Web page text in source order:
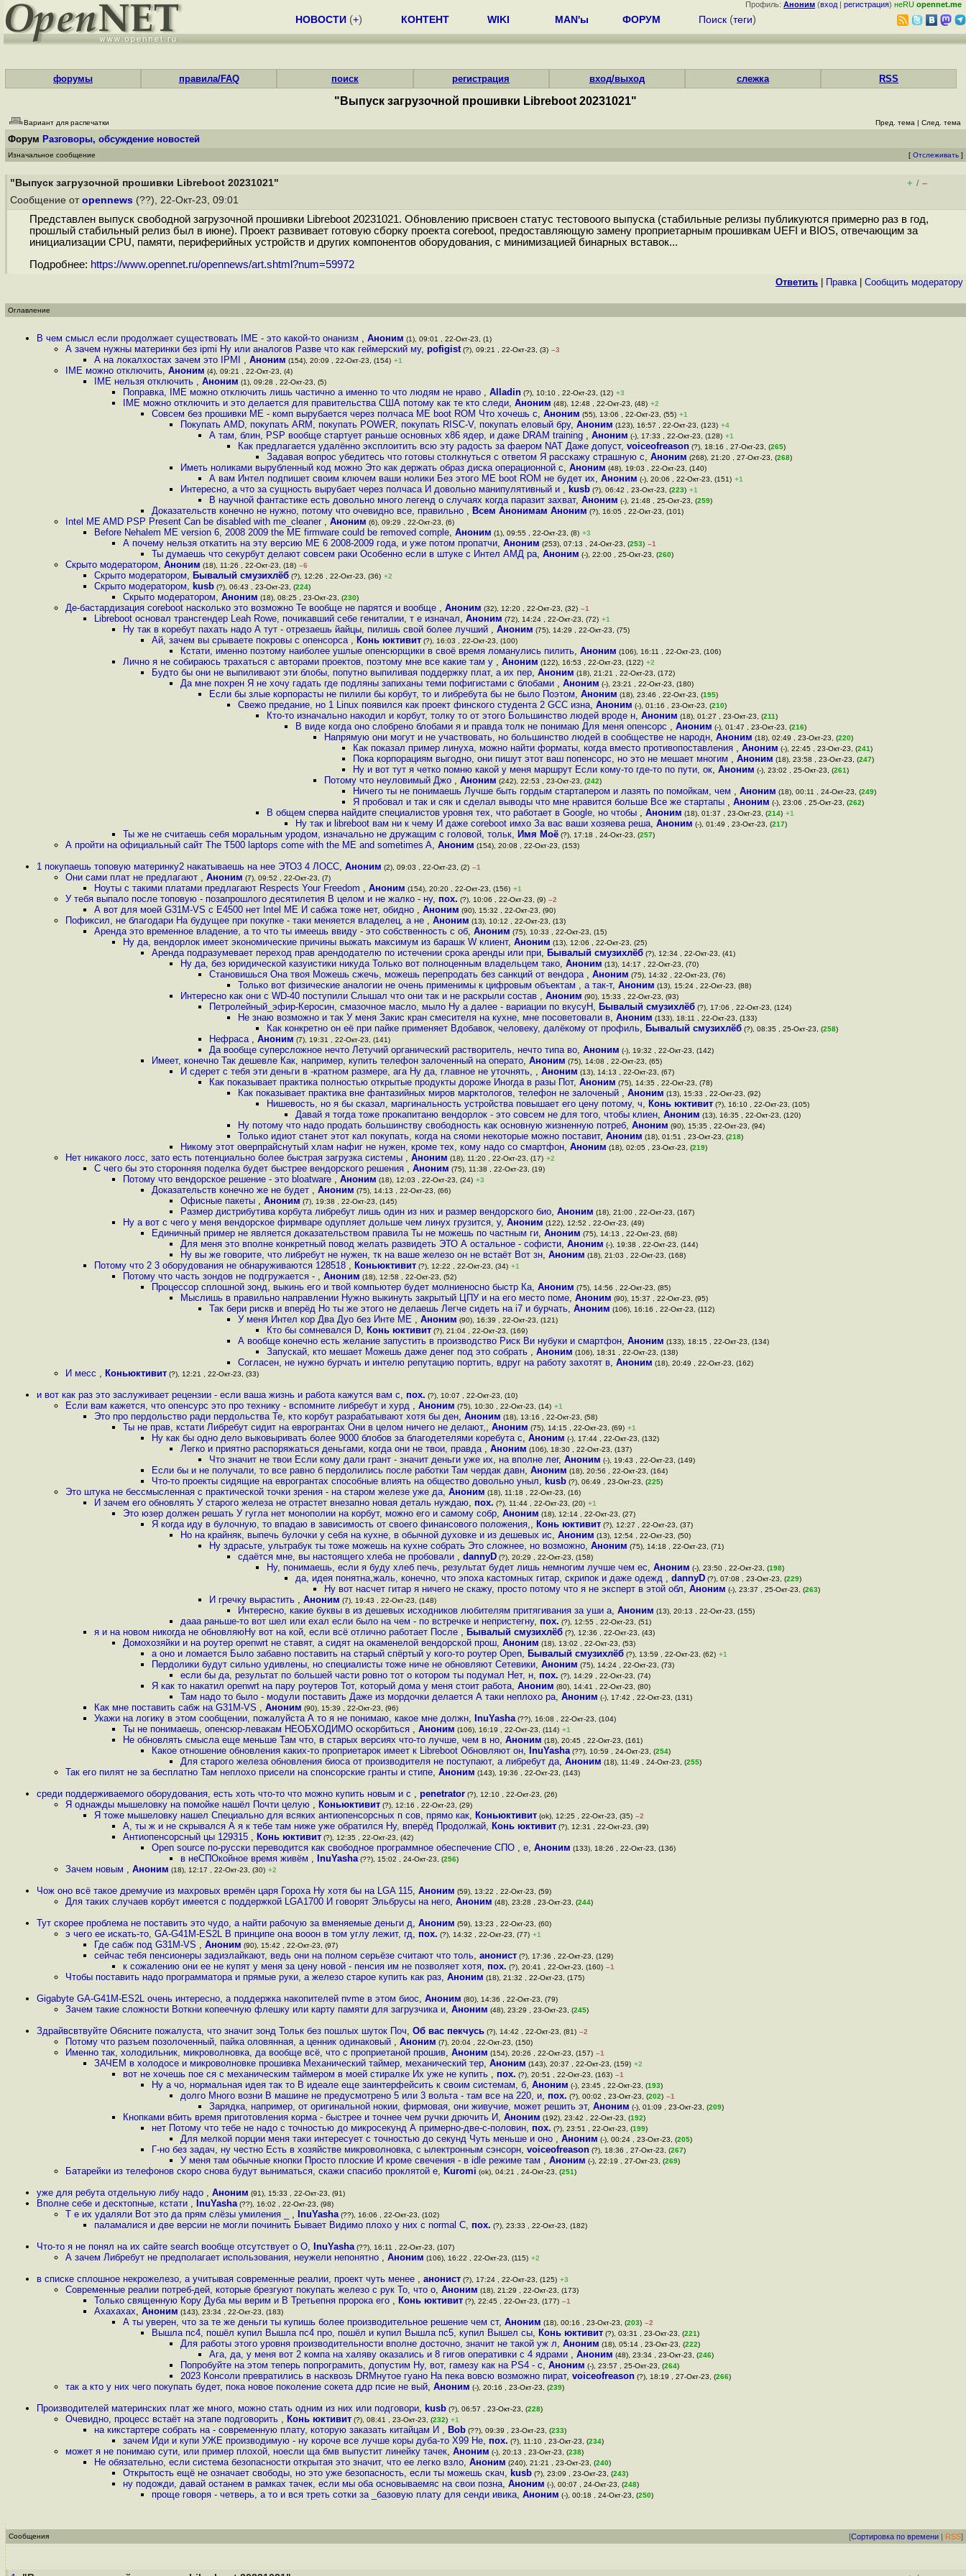
Профиль: Аноним (вход | регистрация) неRU opennet.me
НОВОСТИ (+) КОНТЕНТ WIKI MAN'ы ФОРУМ Поиск (теги)
форумы правила/FAQ поиск регистрация вход/выход слежка RSS
"Выпуск загрузочной прошивки Libreboot 20231021"
Вариант для распечатки Пред. тема | След. тема
Форум Разговоры, обсуждение новостей
Изначальное сообщение [ Отслеживать ]
"Выпуск загрузочной прошивки Libreboot 20231021" + / –
Сообщение от opennews (??), 22-Окт-23, 09:01
Представлен выпуск свободной загрузочной прошивки Libreboot 20231021. Обновлению присвоен статус тестовоого выпуска (стабильные релизы публикуются примерно раз в год,
прошлый стабильный релиз был в июне). Проект развивает готовую сборку проекта coreboot, предоставляющую замену проприетарным прошивкам UEFI и BIOS, отвечающим за
инициализации CPU, памяти, периферийных устройств и других компонентов оборудования, с минимизацией бинарных вставок...
Подробнее: https://www.opennet.ru/opennews/art.shtml?num=59972
Ответить Правка| Cообщить модератору
Оглавление
В чем смысл если продолжает существовать IME - это какой-то онанизм , Аноним (1), 09:01 , 22-Окт-23, (1)
А зачем нужны материнки без ipmi Ну или аналогов Разве что как геймерский му, pofigist (?), 09:21 , 22-Окт-23, (3) –3
А на локалхостах зачем это IPMI , Аноним (154), 20:09 , 22-Окт-23, (154) +1
IME можно отключить, Аноним (4), 09:21 , 22-Окт-23, (4)
IME нельзя отключить , Аноним (1), 09:28 , 22-Окт-23, (5)
Поправка, IME можно отключить лишь частично а именно то что людям не нраво , Alladin (?), 10:10 , 22-Окт-23, (12) +3
IME можно отключить и это делается для правительства США потому как те кто следи, Аноним (48), 12:48 , 22-Окт-23, (48) +2
Совсем без прошивки ME - комп вырубается через полчаса ME boot ROM Что хочешь с, Аноним (55), 13:06 , 22-Окт-23, (55) +1
Покупать AMD, покупать ARM, покупать POWER, покупать RISC-V, покупать еловый бру, Аноним (123), 16:57 , 22-Окт-23, (123) +4
А там, блин, PSP вообще стартует раньше основных x86 ядер, и даже DRAM training , Аноним (-), 17:33 , 22-Окт-23, (128) +1
Как предлагается удалённо эксплоитить всю эту радость за фаером NAT Даже допуст, voiceofreason (?), 18:16 , 27-Окт-23, (265)
Задавая вопрос убедитесь что готовы столкнуться с ответом Я расскажу страшную с, Аноним (268), 21:20 , 27-Окт-23, (268)
Иметь ноликами вырубленный код можно Это как держать образ диска операционной с, Аноним (48), 19:03 , 22-Окт-23, (140)
А вам Интел подпишет своим ключем ваши нолики Без этого ME boot ROM не будет их, Аноним (-), 20:06 , 22-Окт-23, (151) +1
Интересно, а что за сущность вырубает через полчаса И довольно манипулятивный и , kusb (?), 06:42 , 23-Окт-23, (223) +1
В научной фантастике есть довольно много легенд о случаях когда паразит захват, Аноним (-), 21:48 , 25-Окт-23, (259)
Доказательств конечно не нужно, потому что очевидно все, правильно , Всем Анонимам Аноним (?), 16:05 , 22-Окт-23, (101)
Intel ME AMD PSP Present Can be disabled with me_cleaner , Аноним (6), 09:29 , 22-Окт-23, (6)
Before Nehalem ME version 6, 2008 2009 the ME firmware could be removed comple, Аноним (1), 09:55 , 22-Окт-23, (8) +3
А почему нельзя откатить на эту версию ME 6 2008-2009 года, и уже потом пропатчи, Аноним (253), 07:13 , 24-Окт-23, (253) –1
Ты думаешь что секурбут делают совсем раки Особенно если в штуке с Интел АМД ра, Аноним (-), 22:00 , 25-Окт-23, (260)
Скрыто модератором, Аноним (18), 11:26 , 22-Окт-23, (18) –6
Скрыто модератором, Бывалый смузихлёб (?), 12:26 , 22-Окт-23, (36) +2
Скрыто модератором, kusb (?), 06:43 , 23-Окт-23, (224)
Скрыто модератором, Аноним (18), 08:25 , 23-Окт-23, (230)
Де-бастардизация coreboot насколько это возможно Те вообще не парятся и вообще , Аноним (32), 12:20 , 22-Окт-23, (32) –1
Libreboot основал трансгендер Leah Rowe, почикавший себе гениталии, т е изначал, Аноним (72), 14:24 , 22-Окт-23, (72) +1
Ну так в коребут пахать надо А тут - отрезаешь йайцы, пилишь свой более лучший , Аноним (75), 14:29 , 22-Окт-23, (75)
Ай, зачем вы срываете покровы с опенсорса , Конь юктивит (?), 16:03 , 22-Окт-23, (100)
Кстати, именно поэтому наиболее ушлые опенсюрщики в своё время ломанулись пилить, Аноним (106), 16:11 , 22-Окт-23, (106)
Лично я не собираюсь трахаться с авторами проектов, поэтому мне все какие там у , Аноним (122), 16:53 , 22-Окт-23, (122) +2
Будто бы они не выпиливают эти блобы, попутно выпиливая поддержку плат, а их пер, Аноним (18), 21:21 , 22-Окт-23, (172)
Да мне похрен Я не хочу гадать где подляны запиханы теми пофигистами с блобами , Аноним (-), 23:21 , 22-Окт-23, (180)
Если бы злые корпорасты не пилили бы корбут, то и либребута бы не было Поэтом, Аноним (18), 23:46 , 22-Окт-23, (195)
Свежо предание, но 1 Linux появился как проект финского студента 2 GCC изна, Аноним (-), 01:16 , 23-Окт-23, (210)
Кто-то изначально накодил и корбут, толку то от этого Большинство людей вроде н, Аноним (18), 01:27 , 23-Окт-23, (211)
В виде когда оно слобрено блобами я и правда толк не понимаю Для меня опенсорс , Аноним (-), 01:47 , 23-Окт-23, (216)
Напрямую они могут и не участвовать, но большинство людей в сообществе не народн, Аноним (18), 02:49 , 23-Окт-23, (220)
Как показал пример линуха, можно найти форматы, когда вместо противопоставления , Аноним (-), 22:45 , 23-Окт-23, (241)
Пока корпорациям выгодно, они пишут этот ваш попенсорс, но это не мешает многим , Аноним (18), 23:58 , 23-Окт-23, (247)
Ну и вот тут я четко помню какой у меня маршрут Если кому-то где-то по пути, ок, Аноним (-), 23:02 , 25-Окт-23, (261)
Потому что неуловимый Джо , Аноним (242), 22:53 , 23-Окт-23, (242)
Ничего ты не понимаешь Лучше быть гордым стартапером и лазять по помойкам, чем , Аноним (18), 00:11 , 24-Окт-23, (249)
Я пробовал и так и сяк и сделал выводы что мне нравится больше Все же стартапы , Аноним (-), 23:06 , 25-Окт-23, (262)
В общем сперва найдите специалистов уровня тех, что работает в Google, но чтобы , Аноним (18), 01:37 , 23-Окт-23, (214) +1
Ну так и libreboot вам ни к чему И даже coreboot имхо За вас ваши хозяева реша, Аноним (-), 01:49 , 23-Окт-23, (217)
Ты же не считаешь себя моральным уродом, изначально не дружащим с головой, тольк, Имя Моё (?), 17:18 , 24-Окт-23, (257)
А пройти на официальный сайт The T500 laptops come with the ME and sometimes A, Аноним (154), 20:08 , 22-Окт-23, (153)
1 покупаешь топовую материнку2 накатываешь на нее ЭТО3 4 ЛОСС, Аноним (2), 09:03 , 22-Окт-23, (2) –1
Они сами плат не предлагают , Аноним (7), 09:52 , 22-Окт-23, (7)
Ноуты с такими платами предлагают Respects Your Freedom , Аноним (154), 20:20 , 22-Окт-23, (156) +1
У тебя выпало после топовую - позапрошлого десятилетия В целом и не жалко - ну, пох. (?), 10:06 , 22-Окт-23, (9) –2
А вот для моей G31M-VS с E4500 нет Intel ME И сабжа тоже нет, обидно , Аноним (90), 15:32 , 22-Окт-23, (90)
Пофиксил, не благодари На будущее при покупке - таки меняется владелец, а не , Аноним (13), 10:12 , 22-Окт-23, (13)
Аренда это временное владение, а то что ты имеешь ввиду - это собственность с об, Аноним (75), 10:33 , 22-Окт-23, (15)
Ну да, вендорлок имеет экономические причины выжать максимум из барашк W клиент, Аноним (13), 12:06 , 22-Окт-23, (25)
Аренда подразумевает переход прав арендодателю по истечении срока аренды или при, Бывалый смузихлёб (?), 12:34 , 22-Окт-23, (41)
Ну да, без юридической казуистики никуда Только вот полноценным владельцем тако, Аноним (13), 14:17 , 22-Окт-23, (70)
Становишься Она твоя Можешь сжечь, можешь перепродать без санкций от вендора , Аноним (75), 14:32 , 22-Окт-23, (76)
Только вот физические аналогии не очень применимы к цифровым объектам , а так-т, Аноним (13), 15:24 , 22-Окт-23, (88)
Интересно как они с WD-40 поступили Слышал что они так и не раскрыли состав , Аноним (90), 15:33 , 22-Окт-23, (93)
Петролейный_эфир-Керосин, смазочное масло, мыло Ну а далее - вариации по вкусуН, Бывалый смузихлёб (?), 17:06 , 22-Окт-23, (124)
Не знаю возможно и так У меня Закис кран смесителя на кухне, мне посоветовали в, Аноним (133), 18:11 , 22-Окт-23, (133)
Как конкретно он её при пайке применяет Вдобавок, человеку, далёкому от профиль, Бывалый смузихлёб (?), 08:35 , 25-Окт-23, (258)
Нефраса , Аноним (7), 19:31 , 22-Окт-23, (141)
Да вообще суперсложное нечто Летучий органический растворитель, нечто типа во, Аноним (-), 19:32 , 22-Окт-23, (142)
Имеет, конечно Так дешевле Как, например, купить телефон залоченный на операто, Аноним (75), 14:08 , 22-Окт-23, (65)
И сдерет с тебя эти деньги в -кратном размере, ага Ну да, главное не уточнять, , Аноним (13), 14:13 , 22-Окт-23, (67)
Как показывает практика полностью открытые продукты дороже Иногда в разы Пот, Аноним (75), 14:35 , 22-Окт-23, (78)
Как показывает практика вне фантазийных миров марктологов, телефон не залоченый , Аноним (13), 15:33 , 22-Окт-23, (92)
Нишевость, но я бы сказал, маргинальность устройства повышает его цену потому, ч, Конь юктивит (?), 16:10 , 22-Окт-23, (105)
Давай я тогда тоже прокапитаню вендорлок - это совсем не для того, чтобы клиен, Аноним (13), 16:35 , 22-Окт-23, (120)
Ну потому что надо продать большинству свободность как основную жизненную потреб, Аноним (90), 15:35 , 22-Окт-23, (94)
Только идиот станет этот кал покупать, когда на сяоми некоторые можно поставит, Аноним (18), 01:51 , 23-Окт-23, (218)
Никому этот оверпрайснутый хлам нафиг не нужен, кроме тех, кому надо со смартфон, Аноним (18), 02:05 , 23-Окт-23, (219)
Нет никакого лосс, зато есть потенциально более быстрая загрузка системы , Аноним (18), 11:20 , 22-Окт-23, (17) +2
С чего бы это сторонняя поделка будет быстрее вендорского решения , Аноним (75), 11:38 , 22-Окт-23, (19)
Потому что вендорское решение - это bloatware , Аноним (18), 12:03 , 22-Окт-23, (24) +3
Доказательств конечно же не будет , Аноним (75), 14:13 , 22-Окт-23, (66)
Офисные пакеты , Аноним (7), 19:38 , 22-Окт-23, (145)
Размер дистрибутива корбута либребут лишь один из них и размер вендорского био, Аноним (18), 21:00 , 22-Окт-23, (167)
Ну а вот с чего у меня вендорское фирмваре одупляет дольше чем линух грузится, у, Аноним (122), 12:52 , 22-Окт-23, (49)
Единичный пример не является доказательством правила Ты не можешь по частным ги, Аноним (75), 14:13 , 22-Окт-23, (68)
Для меня это вполне конкретный повод желать развидеть ЭТО А остальное - софисти, Аноним (-), 19:38 , 22-Окт-23, (144)
Ну вы же говорите, что либребут не нужен, тк на ваше железо он не встаёт Вот зн, Аноним (18), 21:03 , 22-Окт-23, (168)
Потому что 2 3 оборудования не обнаруживаются 128518 , Коньюктивит (?), 12:22 , 22-Окт-23, (34) +1
Потому что часть зондов не подгружается - , Аноним (18), 12:58 , 22-Окт-23, (52)
Процессор сплошной зонд, выкинь его и твой компьютер будет молниеносно быстр Ка, Аноним (75), 14:56 , 22-Окт-23, (85)
Мыслишь в правильно направлении Нужно выкинуть закрытый ЦПУ и на его место поме, Аноним (90), 15:37 , 22-Окт-23, (95)
Так бери рискв и вперёд Но ты же этого не делаешь Легче сидеть на i7 и бурчать, Аноним (106), 16:16 , 22-Окт-23, (112)
У меня Интел кор Два Дуо без Инте МЕ , Аноним (90), 16:39 , 22-Окт-23, (121)
Кто бы сомневался D, Конь юктивит (?), 21:04 , 22-Окт-23, (169)
А вообще конечно есть желание запустить в производство Риск Ви нубуки и смартфон, Аноним (133), 18:15 , 22-Окт-23, (134)
Запускай, кто мешает Можешь даже денег под это собрать , Аноним (106), 18:31 , 22-Окт-23, (138)
Согласен, не нужно бурчать и интелю репутацию портить, вдруг на работу захотят в, Аноним (18), 20:49 , 22-Окт-23, (162)
И месс , Коньюктивит (?), 12:21 , 22-Окт-23, (33)
и вот как раз это заслуживает рецензии - если ваша жизнь и работа кажутся вам с, пох. (?), 10:07 , 22-Окт-23, (10)
Если вам кажется, что опенсурс это про технику - вспомните либребут и хурд , Аноним (75), 10:30 , 22-Окт-23, (14) +1
Это про пердольство ради пердольства Те, кто корбут разрабатывают хотя бы ден, Аноним (18), 13:16 , 22-Окт-23, (58)
Ты не прав, кстати Либребут сидит на еврогрантах Они в целом ничего не делают,, Аноним (75), 14:15 , 22-Окт-23, (69) +1
Ну как бы одно дело выковыривать более 9000 блобов за благодетелями коребута с, Аноним (-), 17:44 , 22-Окт-23, (132)
Легко и приятно распоряжаться деньгами, когда они не твои, правда , Аноним (106), 18:30 , 22-Окт-23, (137)
Что значит не твои Если кому дали грант - значит деньги уже их, на вполне лег, Аноним (-), 19:43 , 22-Окт-23, (149)
Если бы и не получали, то все равно б пердолились после работки Там чердак давн, Аноним (18), 20:56 , 22-Окт-23, (164)
Что-то проекты сидящие на еврогрантах способные влиять на общество довольно уныл, kusb (?), 06:49 , 23-Окт-23, (225)
Это штука не бессмысленная с практической точки зрения - на старом железе уже да, Аноним (18), 11:18 , 22-Окт-23, (16)
И зачем его обновлять У старого железа не отрастет внезапно новая деталь нуждаю, пох. (?), 11:44 , 22-Окт-23, (20) +1
Это юзер должен решать У гугла нет монополии на корбут, можно его и самому собр, Аноним (18), 12:14 , 22-Окт-23, (27)
Я когда иду в булочную, то впадаю в зависимость от своего финансового положения,, Конь юктивит (?), 12:27 , 22-Окт-23, (37)
Но на крайняк, выпечь булочки у себя на кухне, в обычной духовке и из дешевых ис, Аноним (13), 12:54 , 22-Окт-23, (50)
Ну здрасьте, ультрабук ты тоже можешь на кухне собрать Это сложнее, но возможно, Аноним (75), 14:18 , 22-Окт-23, (71)
сдаётся мне, вы настоящего хлеба не пробовали , dannyD (?), 20:29 , 22-Окт-23, (158)
Ну, понимаешь, если я буду хлеб печь, результат будет лишь немногим лучше чем ес, Аноним (-), 23:50 , 22-Окт-23, (198)
да, идея понятна,жаль, конечно, что эпоха кастомных гитар, скрипок и даже одежд , dannyD (?), 07:08 , 23-Окт-23, (229)
Ну вот насчет гитар я ничего не скажу, просто потому что я не эксперт в этой обл, Аноним (-), 23:37 , 25-Окт-23, (263)
И гречку вырастить , Аноним (7), 19:43 , 22-Окт-23, (148)
Интересно, какие буквы в из дешевых исходников любителям притягивания за уши а, Аноним (13), 20:13 , 22-Окт-23, (155)
дааа раньше-то вот шел или ехал если было на чем - по встречке и непристегну, пох. (?), 12:55 , 22-Окт-23, (51)
я и на новом никогда не обновляюНу вот на кой, если всё отлично работает После , Бывалый смузихлёб (?), 12:36 , 22-Окт-23, (43)
Домохозяйки и на роутер openwrt не ставят, а сидят на окаменелой вендорской прош, Аноним (18), 13:02 , 22-Окт-23, (53)
а оно и ломается Было забавно поставить на старый спёртый у кого-то роутер Open, Бывалый смузихлёб (?), 13:59 , 22-Окт-23, (62) +1
Пердолики будут сильно удивлены, но специалисты тоже ниче не обновляют Сетевики, Аноним (75), 14:24 , 22-Окт-23, (73)
если бы да, результат по большей части ровно тот о котором ты подумал Нет, н, пох. (?), 14:29 , 22-Окт-23, (74)
Я как то накатил openwrt на пару роутеров Тот, который дома у меня стоит работа, Аноним (80), 14:41 , 22-Окт-23, (80)
Там надо то было - модули поставить Даже из мордочки делается А таки неплохо ра, Аноним (-), 17:42 , 22-Окт-23, (131)
Как мне поставить сабж на G31M-VS , Аноним (90), 15:39 , 22-Окт-23, (96)
Укажи на логику в этом сообщении, пожалуйста А то я не понимаю, какое мне должн, InuYasha (??), 16:08 , 22-Окт-23, (104)
Ты не понимаешь, опенсюр-левакам НЕОБХОДИМО оскорбиться , Аноним (106), 16:19 , 22-Окт-23, (114) +1
Не обновлять смысла еще меньше Там что, в старых версиях что-то лучше, чем в но, Аноним (18), 20:45 , 22-Окт-23, (161)
Какое отношение обновления каких-то проприетарок имеет к Libreboot Обновляют он, InuYasha (??), 10:59 , 24-Окт-23, (254)
Для старого железа обновления биоса от производителя не поступают, а либребут да, Аноним (18), 11:49 , 24-Окт-23, (255)
Так его пилят не за бесплатно Там неплохо присели на спонсорские гранты и стипе, Аноним (143), 19:36 , 22-Окт-23, (143)
среди поддерживаемого оборудования, есть хоть что-то что можно купить новым и с , penetrator (?), 12:10 , 22-Окт-23, (26)
Я однажды мышеловку на помойке нашёл Почти целую , Коньюктивит (?), 12:16 , 22-Окт-23, (29)
Я тоже мышеловку нашел Специально для всяких антиопенсорсных п сов, прямо как, Коньюктивит (ok), 12:25 , 22-Окт-23, (35) –2
А, ты ж и не скрывался А я к тебе там ниже уже обратился Ну, вперёд Продолжай, Конь юктивит (?), 12:31 , 22-Окт-23, (39)
Антиопенсорсный цы 129315 , Конь юктивит (?), 12:35 , 22-Окт-23, (42)
Open source по-русски переводится как свободное программное обеспечение СПО , е, Аноним (133), 18:26 , 22-Окт-23, (136)
в неСПОкойное время живём , InuYasha (??), 15:02 , 24-Окт-23, (256)
Зачем новым , Аноним (18), 12:17 , 22-Окт-23, (30) +2
Чож оно всё такое дремучие из махровых времён царя Гороха Ну хотя бы на LGA 115, Аноним (59), 13:22 , 22-Окт-23, (59)
Для таких случаев корбут имеется с поддержкой LGA1700 И говорят Эльбрусы на него, Аноним (48), 23:28 , 23-Окт-23, (244)
Тут скорее проблема не поставить это чудо, а найти рабочую за вменяемые деньги д, Аноним (59), 13:23 , 22-Окт-23, (60)
э чего ее искать-то, GA-G41M-ES2L В принципе она вооон в том углу лежит, гд, пох. (?), 14:32 , 22-Окт-23, (77) +1
Где сабж под G31M-VS , Аноним (90), 15:42 , 22-Окт-23, (97)
сейчас тебя пенсионеры задизлайкают, ведь они на полном серьёзе считают что толь, анонист (?), 17:36 , 22-Окт-23, (129)
к сожалению они ее не купят у меня за цену новой - пенсия им не позволяет хотя, пох. (?), 20:41 , 22-Окт-23, (160) –1
Чтобы поставить надо программатора и прямые руки, а железо старое купить как раз, Аноним (18), 21:32 , 22-Окт-23, (175)
Gigabyte GA-G41M-ES2L очень интересно, а поддержка накопителей nvme в этом биос, Аноним (80), 14:36 , 22-Окт-23, (79)
Зачем такие сложности Воткни копеечную флешку или карту памяти для загрузчика и, Аноним (48), 23:29 , 23-Окт-23, (245)
Здрайвсвтвуйте Обясните пожалуста, что значит зонд Тольк без пошлых шуток Поч, Об вас пекчусь (?), 14:42 , 22-Окт-23, (81) –2
Потому что разъем позолоченный, пайка оловянная, а ценник одинаковый , Аноним (7), 20:04 , 22-Окт-23, (150)
Именно так, холодильник, микроволновка, да вообще всё, что с проприетаной прошив, Аноним (154), 20:26 , 22-Окт-23, (157) –1
ЗАЧЕМ в холодосе и микроволновке прошивка Механический таймер, механический тер, Аноним (143), 20:37 , 22-Окт-23, (159) +2
вот не хочешь пое ся с механическим таймером в моей стиралке Их уже не купить , пох. (?), 20:51 , 22-Окт-23, (163) –1
Ну а чо, нормальная идея так то В идеале еще заинтерфейсить к своим системам, б, Аноним (-), 23:45 , 22-Окт-23, (193)
долго Много возни В машине не предусмотрено 5 или 3 вольта - там все на 220, и, пох. (?), 00:02 , 23-Окт-23, (202) –1
Зарядка, например, от оригинальной нокии, фирмовая, они живучие, может решить эт, Аноним (-), 01:09 , 23-Окт-23, (209)
Кнопками вбить время приготовления корма - быстрее и точнее чем ручки дрючить И, Аноним (192), 23:42 , 22-Окт-23, (192)
нет Потому что тебе не надо с точностью до микросекунд А примерно-две-с-половин, пох. (?), 23:51 , 22-Окт-23, (199)
Для мелкой порции меня таки интересует с точностью до секунд Чуть меньше и оно , Аноним (-), 00:24 , 23-Окт-23, (205)
Г-но без задач, ну честно Есть в хозяйстве микроволновка, с ылектронным сэнсорн, voiceofreason (?), 18:36 , 27-Окт-23, (267)
У меня там обычные кнопки Просто плоские И кроме свечения - в idle режиме там , Аноним (-), 22:19 , 27-Окт-23, (269)
Батарейки из телефонов скоро снова будут выниматься, скажи спасибо проклятой е, Kuromi (ok), 04:21 , 24-Окт-23, (251)
уже для ребута отдельную либу надо , Аноним (91), 15:33 , 22-Окт-23, (91)
Вполне себе и десктопные, кстати , InuYasha (??), 16:02 , 22-Окт-23, (98)
Т е их удаляли Вот это да прям слёзы умиления _ , InuYasha (??), 16:06 , 22-Окт-23, (102)
паламалися и две версии не могли починить Бывает Видимо плохо у них с normal C, пох. (?), 23:33 , 22-Окт-23, (182)
Что-то я не понял на их сайте search вообще отсутствует o O, InuYasha (??), 16:11 , 22-Окт-23, (107)
А зачем Либребут не предполагает использования, неужели непонятно , Аноним (106), 16:22 , 22-Окт-23, (115) +2
в списке сплошное некрожелезо, а учитывая современные реалии, проект чуть менее , анонист (?), 17:24 , 22-Окт-23, (125) +3
Современные реалии потреб-дей, которые брезгуют покупать железо с рук То, что о, Аноним (18), 21:29 , 22-Окт-23, (173)
Только священную Кору Дуба мы верим и В Третьепня пророка его , Конь юктивит (?), 22:45 , 22-Окт-23, (177) –1
Ахахахах, Аноним (143), 23:34 , 22-Окт-23, (183)
А ты уверен, что за те же деньги ты купишь более производительное решение чем ст, Аноним (18), 00:16 , 23-Окт-23, (203) –2
Вышла пс4, пошёл купил Вышла пс4 про, пошёл и купил Вышла пс5, купил Вышел сы, Конь юктивит (?), 03:31 , 23-Окт-23, (221)
Для работы этого уровня производительности вполне досточно, значит не такой уж л, Аноним (18), 05:14 , 23-Окт-23, (222)
Ага, да, у меня вот 2 компа на халяву оказались и 8 гигов оперативки с 4 ядрами , Аноним (48), 23:34 , 23-Окт-23, (246)
Попробуйте на этом теперь попрограмить, допустим Ну, вот, гамезу как на PS4 - с, Аноним (-), 23:57 , 25-Окт-23, (264)
2023 Консоли превратились в насквозь DRMнутое гуано На пека вовсю возможно пират, voiceofreason (?), 18:19 , 27-Окт-23, (266)
так а кто у них чего покупать будет, пока новое поколение сокета ддр псие не вый, Аноним (-), 20:16 , 23-Окт-23, (239)
Производителей материнских плат же много, можно стать одним из них или подговори, kusb (?), 06:57 , 23-Окт-23, (228)
Очевидно, процесс встаёт на этапе подговорить , Конь юктивит (?), 08:41 , 23-Окт-23, (232) +1
на кикстартере собрать на - современную плату, которую заказать китайцам И , Bob (??), 09:39 , 23-Окт-23, (233)
зачем Иди и купи УЖЕ производимую - ну короче все лучше коры дуба-то X99 Не, пох. (?), 11:10 , 23-Окт-23, (234)
может я не понимаю сути, или пример плохой, ноесли ща бмв выпустит линейку тачек, Аноним (-), 20:13 , 23-Окт-23, (238)
Не обязательно, если система безопасности открытая это значит, что ее легко взло, Аноним (240), 21:21 , 23-Окт-23, (240)
Открытость ещё не означает свободы, но это уже безопасность, если ты можешь скач, kusb (?), 23:09 , 23-Окт-23, (243)
ну подожди, давай останем в рамках тачек, если мы оба основываемяс на свои позна, Аноним (-), 00:07 , 24-Окт-23, (248)
проще говоря - четверь, а то и вся треть сотки за _базовую плату для сенди ивика, Аноним (-), 00:18 , 24-Окт-23, (250)
Сообщения [Сортировка по времени | RSS]